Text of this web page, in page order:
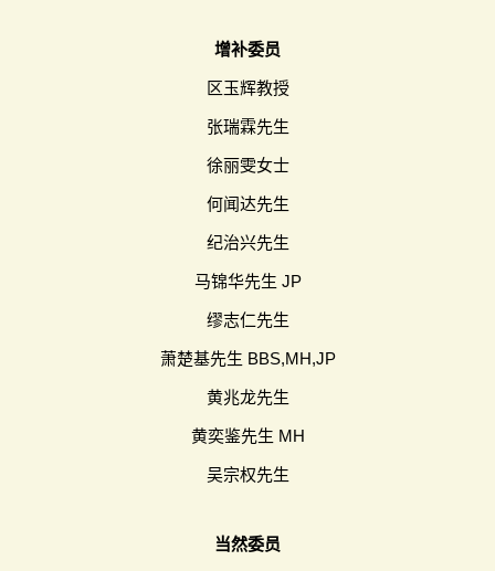
增补委员
区玉辉教授
张瑞霖先生
徐丽雯女士
何闻达先生
纪治兴先生
马锦华先生 JP
缪志仁先生
萧楚基先生 BBS,MH,JP
黄兆龙先生
黄奕鉴先生 MH
吴宗权先生
当然委员